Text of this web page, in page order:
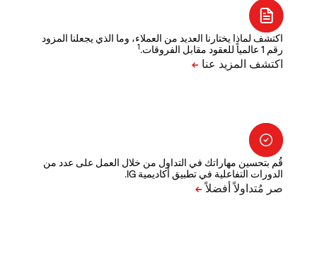
اكتشف لماذا يختارنا العديد من العملاء، وما الذي يجعلنا المزود
رقم 1 عالمياً للعقود مقابل الفروقات.
1
قُم بتحسين مهاراتك في التداول من خلال العمل على عدد من
الدورات التفاعلية في تطبيق أكاديمية IG.